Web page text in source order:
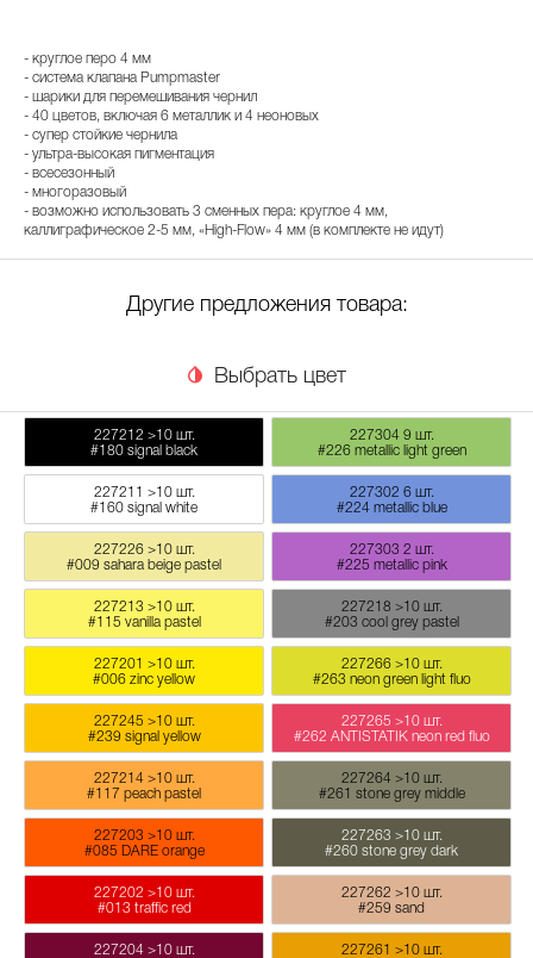
- круглое перо 4 мм
- система клапана Pumpmaster
- шарики для перемешивания чернил
- 40 цветов, включая 6 металлик и 4 неоновых
- супер стойкие чернила
- ультра-высокая пигментация
- всесезонный
- многоразовый
- возможно использовать 3 сменных пера: круглое 4 мм,
каллиграфическое 2-5 мм, «High-Flow» 4 мм (в комплекте не идут)
Другие предложения товара:
Выбрать цвет
227212
#180 signal black
>10 шт.
227211
#160 signal white
>10 шт.
227226
#009 sahara beige pastel
>10 шт.
227213
#115 vanilla pastel
>10 шт.
227201
#006 zinc yellow
>10 шт.
227245
#239 signal yellow
>10 шт.
227214
#117 peach pastel
>10 шт.
227203
#085 DARE orange
>10 шт.
227202
#013 traffic red
>10 шт.
227204 >10 шт.
227304
#226 metallic light green
9 шт.
227302
#224 metallic blue
6 шт.
227303
#225 metallic pink
2 шт.
227218
#203 cool grey pastel
>10 шт.
227266
#263 neon green light fluo
>10 шт.
227265
#262 ANTISTATIK neon red fluo
>10 шт.
227264
#261 stone grey middle
>10 шт.
227263
#260 stone grey dark
>10 шт.
227262
#259 sand
>10 шт.
227261 >10 шт.